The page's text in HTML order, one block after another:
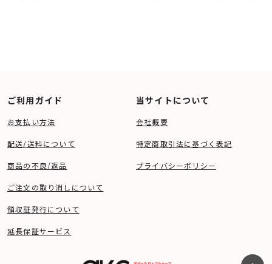
ご利用ガイド
お支払い方法
配送/送料について
商品の不良/返品
ご注文の取り消しについて
領収証発行について
延長保証サービス
当サイトについて
会社概要
特定商取引法に基づく表記
プライバシーポリシー